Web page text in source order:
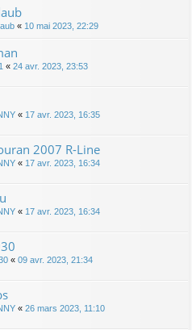
« 10 mai 2023, 22:29
« 24 avr. 2023, 23:53
« 17 avr. 2023, 16:35
2007 R-Line
« 17 avr. 2023, 16:34
« 17 avr. 2023, 16:34
« 09 avr. 2023, 21:34
« 26 mars 2023, 11:10